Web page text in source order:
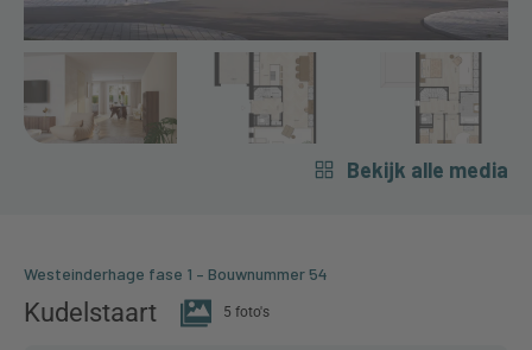
Bekijk alle media
Westeinderhage fase 1 – Bouwnummer 54
Kudelstaart 5 foto's